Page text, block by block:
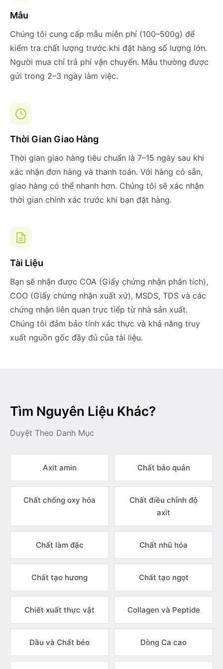
Mẫu
Chúng tôi cung cấp mẫu miễn phí (100–500g) để
kiểm tra chất lượng trước khi đặt hàng số lượng lớn.
Người mua chỉ trả phí vận chuyển. Mẫu thường được
gửi trong 2–3 ngày làm việc.
Thời Gian Giao Hàng
Thời gian giao hàng tiêu chuẩn là 7–15 ngày sau khi
xác nhận đơn hàng và thanh toán. Với hàng có sẵn,
giao hàng có thể nhanh hơn. Chúng tôi sẽ xác nhận
thời gian chính xác trước khi bạn đặt hàng.
Tài Liệu
Bạn sẽ nhận được COA (Giấy chứng nhận phân tích),
COO (Giấy chứng nhận xuất xứ), MSDS, TDS và các
chứng nhận liên quan trực tiếp từ nhà sản xuất.
Chúng tôi đảm bảo tính xác thực và khả năng truy
xuất nguồn gốc đầy đủ của tài liệu.
Tìm Nguyên Liệu Khác?
Duyệt Theo Danh Mục
Axit amin Chất bảo quản
Chất chống oxy hóa
Chất điều chỉnh độ
axit
Chất làm đặc Chất nhũ hóa
Chất tạo hương Chất tạo ngọt
Chiết xuất thực vật Collagen và Peptide
Dầu và Chất béo Dòng Ca cao